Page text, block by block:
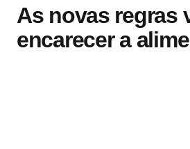
As novas regras
encarecer a